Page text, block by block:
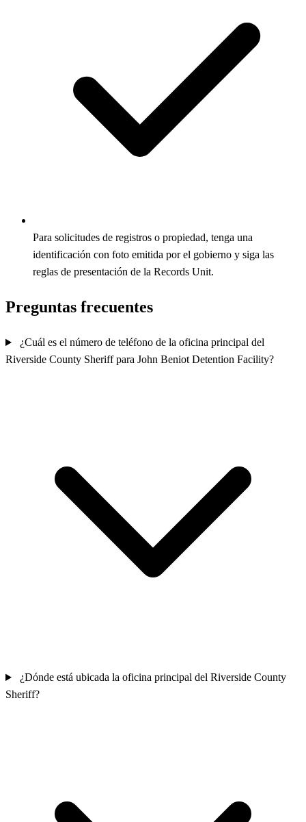
Para solicitudes de registros o propiedad, tenga una
identificación con foto emitida por el gobierno y siga las
reglas de presentación de la Records Unit.
Preguntas frecuentes
¿Cuál es el número de teléfono de la oficina principal del
Riverside County Sheriff para John Beniot Detention Facility?
¿Dónde está ubicada la oficina principal del Riverside County
Sheriff?